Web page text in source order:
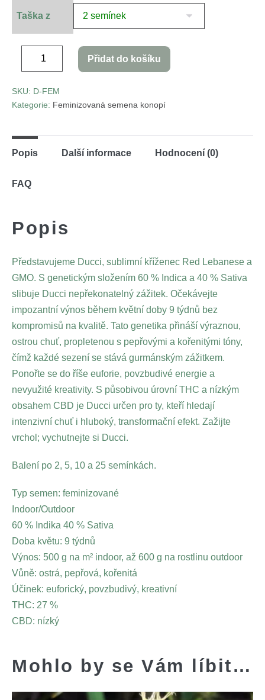
Taška z
Přidat do košíku
SKU: D-FEM
Kategorie: Feminizovaná semena konopí
Popis Další informace Hodnocení (0)
FAQ
Popis
Představujeme Ducci, sublimní kříženec Red Lebanese a
GMO. S genetickým složením 60 % Indica a 40 % Sativa
slibuje Ducci nepřekonatelný zážitek. Očekávejte
impozantní výnos během květní doby 9 týdnů bez
kompromisů na kvalitě. Tato genetika přináší výraznou,
ostrou chuť, propletenou s pepřovými a kořenitými tóny,
čímž každé sezení se stává gurmánským zážitkem.
Ponořte se do říše euforie, povzbudivé energie a
nevyužité kreativity. S působivou úrovní THC a nízkým
obsahem CBD je Ducci určen pro ty, kteří hledají
intenzivní chuť i hluboký, transformační efekt. Zažijte
vrchol; vychutnejte si Ducci.
Balení po 2, 5, 10 a 25 semínkách.
Typ semen: feminizované
Indoor/Outdoor
60 % Indika 40 % Sativa
Doba květu: 9 týdnů
Výnos: 500 g na m² indoor, až 600 g na rostlinu outdoor
Vůně: ostrá, pepřová, kořenitá
Účinek: euforický, povzbudivý, kreativní
THC: 27 %
CBD: nízký
Mohlo by se Vám líbit…